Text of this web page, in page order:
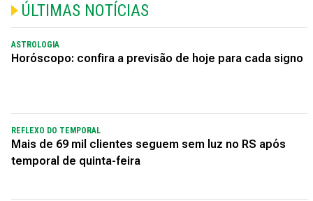
ÚLTIMAS NOTÍCIAS
ASTROLOGIA
Horóscopo: confira a previsão de hoje para cada signo
REFLEXO DO TEMPORAL
Mais de 69 mil clientes seguem sem luz no RS após
temporal de quinta-feira